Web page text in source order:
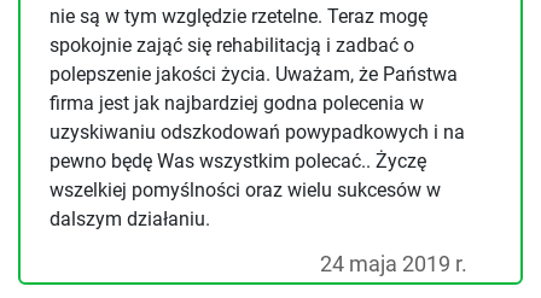
nie są w tym względzie rzetelne. Teraz mogę
spokojnie zająć się rehabilitacją i zadbać o
polepszenie jakości życia. Uważam, że Państwa
firma jest jak najbardziej godna polecenia w
uzyskiwaniu odszkodowań powypadkowych i na
pewno będę Was wszystkim polecać.. Życzę
wszelkiej pomyślności oraz wielu sukcesów w
dalszym działaniu.
24 maja 2019 r.